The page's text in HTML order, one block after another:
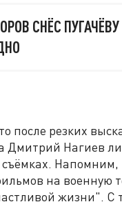
СНЁС
после резких
Дмитрий Нагиев
Напомним,
на военную
жизни". С